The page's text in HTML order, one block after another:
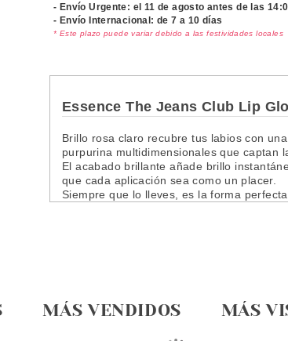
- Envío Urgente: el 11 de agosto antes de las
- Envío Internacional: de 7 a 10 días
* Este plazo puede variar debido a las festividades locales
Essence The Jeans Club Lip
Brillo rosa claro recubre tus labios con
purpurina multidimensionales que captan
El acabado brillante añade brillo
que cada aplicación sea como un placer.
Siempre que lo lleves, es la forma
MÁS VENDIDOS MÁS